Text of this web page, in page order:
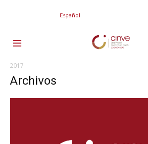
Español
2017
Archivos